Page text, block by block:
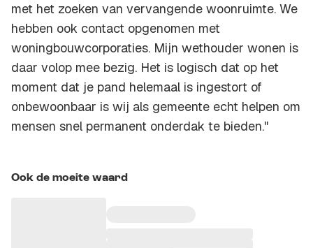
met het zoeken van vervangende woonruimte. We
hebben ook contact opgenomen met
woningbouwcorporaties. Mijn wethouder wonen is
daar volop mee bezig. Het is logisch dat op het
moment dat je pand helemaal is ingestort of
onbewoonbaar is wij als gemeente echt helpen om
mensen snel permanent onderdak te bieden."
Ook de moeite waard